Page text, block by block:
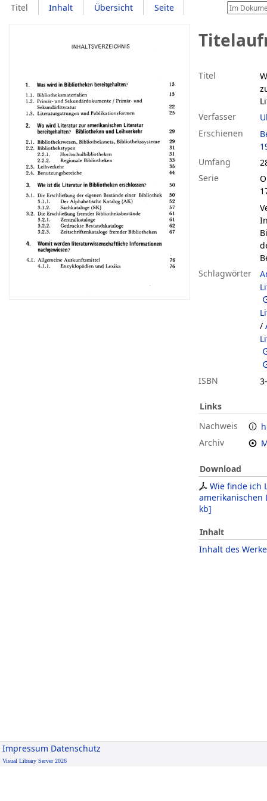
Titel Inhalt Übersicht Seite
Titel
Verfasser
Erschienen
Umfang
Serie
Schlagwörter
/
ISBN
Links
Nachweis
Archiv
Download
Wie finde ich
amerikanischen
kb]
Inhalt
Inhalt des
Impressum Datenschutz
Visual Library Server 2026